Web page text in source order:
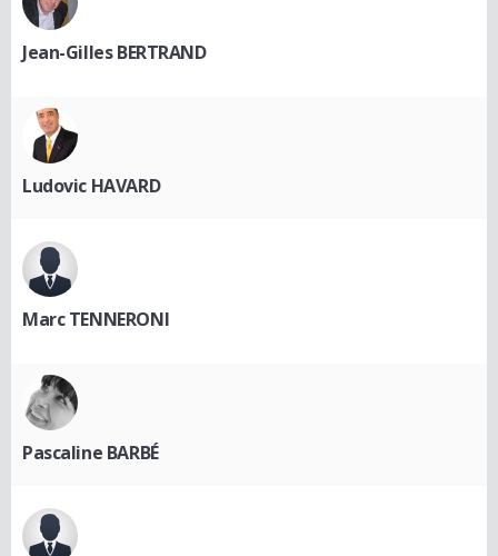
Jean-Gilles BERTRAND
Ludovic HAVARD
Marc TENNERONI
Pascaline BARBÉ